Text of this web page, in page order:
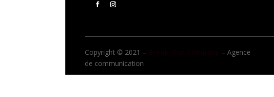
Copyright © 2021 –
– Agence
de communication